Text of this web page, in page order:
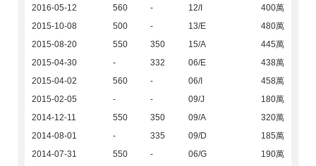
2016-05-12
560 - 12/I
400萬
2015-10-08
500 - 13/E
480萬
2015-08-20
550 350 15/A
445萬
2015-04-30
- 332 06/E
438萬
2015-04-02
560 - 06/I
458萬
2015-02-05
- - 09/J
180萬
2014-12-11
550 350 09/A
320萬
2014-08-01
- 335 09/D
185萬
2014-07-31
550 - 06/G
190萬